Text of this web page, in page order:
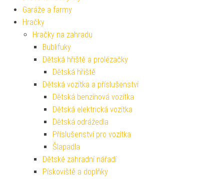
Garáže a farmy
Hračky
Hračky na zahradu
Bublifuky
Dětská hřiště a prolézačky
Dětská hřiště
Dětská vozítka a příslušenství
Dětská benzínová vozítka
Dětská elektrická vozítka
Dětská odrážedla
Příslušenství pro vozítka
Šlapadla
Dětské zahradní nářadí
Pískoviště a doplňky